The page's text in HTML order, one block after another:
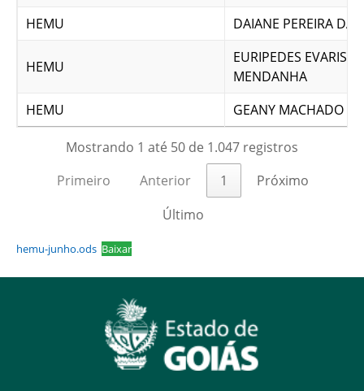
HEMU
DAIANE PEREIRA DA
HEMU
EURIPEDES EVARISTO
MENDANHA
HEMU
GEANY MACHADO
Mostrando 1 até 50 de 1.047 registros
Primeiro
Anterior 1
Próximo
Último
hemu-junho.ods Baixar